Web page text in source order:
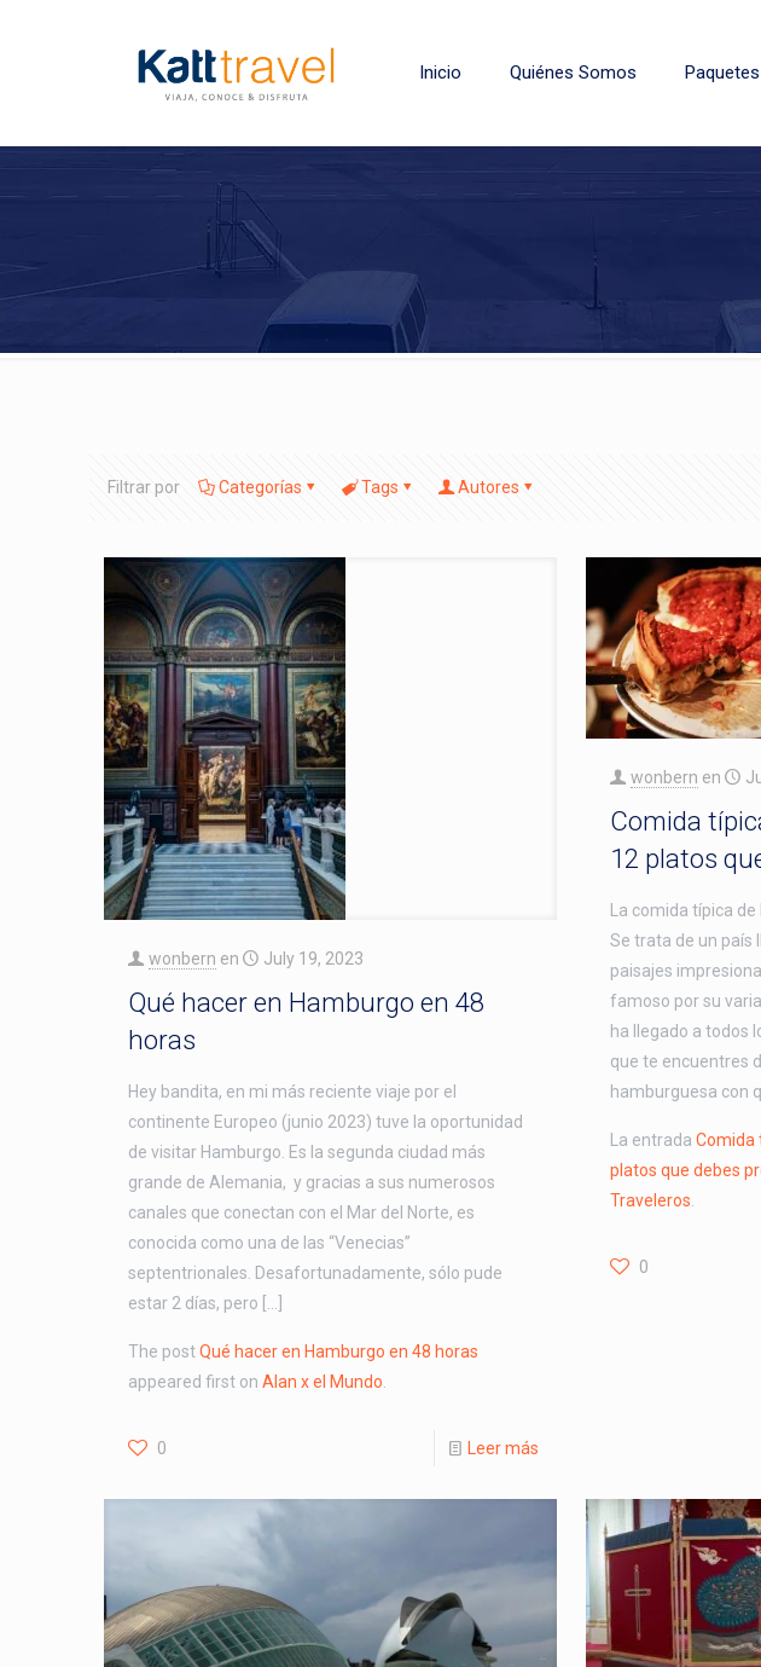
Inicio Quiénes Somos Paquetes
Filtrar por Categorías Tags Autores
wonbern en July 19, 2023
Qué hacer en Hamburgo en 48
horas
Hey bandita, en mi más reciente viaje por el
continente Europeo (junio 2023) tuve la oportunidad
de visitar Hamburgo. Es la segunda ciudad más
grande de Alemania, y gracias a sus numerosos
canales que conectan con el Mar del Norte, es
conocida como una de las “Venecias”
septentrionales. Desafortunadamente, sólo pude
estar 2 días, pero […]
The postQué hacer en Hamburgo en 48 horas
appeared first on Alan x el Mundo
0 Leer más
wonbern en
Comida
12 platos
La comida típica
Se trata de un país
paisajes
famoso por su
ha llegado a todos
que te encuentres
hamburguesa con
La entrada Comida
platos que debes
Traveleros
0